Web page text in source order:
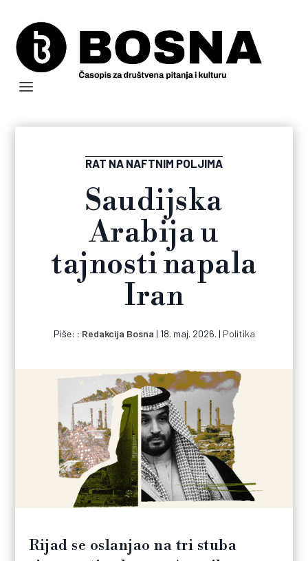
RAT NA NAFTNIM POLJIMA
Saudijska
Arabija u
tajnosti napala
Iran
Piše: Redakcija Bosna | 18. maj. 2026. | Politika
Rijad se oslanjao na tri stuba